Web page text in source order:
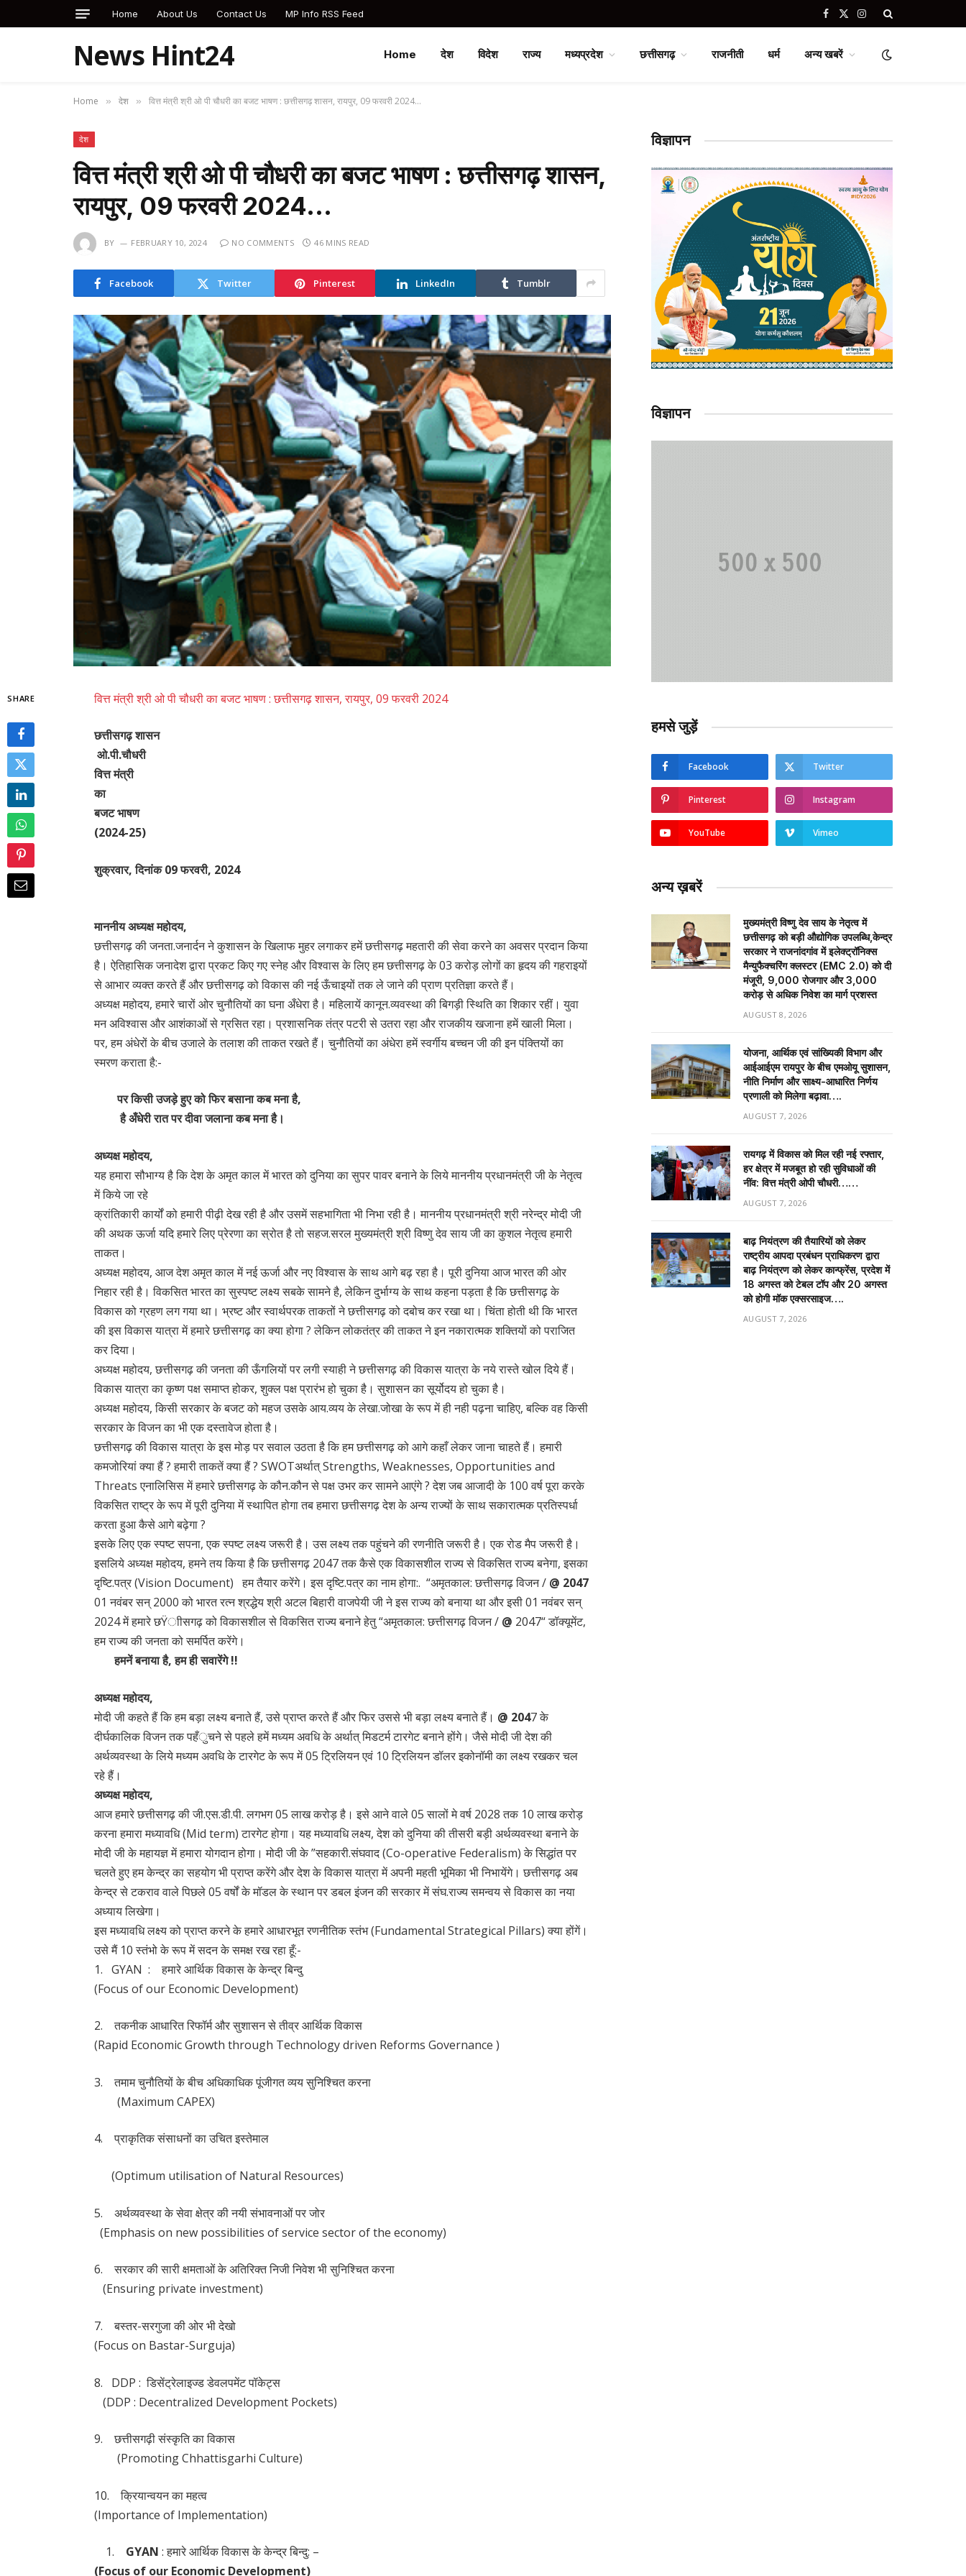
Home About Us Contact Us MP Info RSS Feed Facebook
X
Instagram
News Hint24 Home देश विदेश राज्य मध्यप्रदेश छत्तीसगढ़ राजनीती धर्म अन्य खबरें
Home » देश » वित्त मंत्री श्री ओ पी चौधरी का बजट भाषण : छत्तीसगढ़ शासन, रायपुर, 09 फरवरी 2024…
देश
वित्त मंत्री श्री ओ पी चौधरी का बजट भाषण : छत्तीसगढ़ शासन,
रायपुर, 09 फरवरी 2024…
BY FEBRUARY 10, 2024 NO COMMENTS 46 MINS READ
Facebook Twitter Pinterest LinkedIn Tumblr
SHARE वित्त मंत्री श्री ओ पी चौधरी का बजट भाषण : छत्तीसगढ़ शासन, रायपुर, 09 फरवरी 2024
छत्तीसगढ़ शासन
ओ.पी.चौधरी
वित्त मंत्री
का
बजट भाषण
(2024-25)
शुक्रवार, दिनांक 09 फरवरी, 2024
माननीय अध्यक्ष महोदय,
छत्तीसगढ़ की जनता.जनार्दन ने कुशासन के खिलाफ मुहर लगाकर हमें छत्तीसगढ़ महतारी की सेवा करने का अवसर प्रदान किया
है। ऐतिहासिक जनादेश द्वारा प्रकट किए गए स्नेह और विश्वास के लिए हम छत्तीसगढ़ के 03 करोड़ लोगों का हृदय की गहराइयों
से आभार व्यक्त करते हैं और छत्तीसगढ़ को विकास की नई ऊँचाइयों तक ले जाने की प्राण प्रतिज्ञा करते हैं।
अध्यक्ष महोदय, हमारे चारों ओर चुनौतियों का घना अँधेरा है। महिलायें कानून.व्यवस्था की बिगड़ी स्थिति का शिकार रहीं। युवा
मन अविश्वास और आशंकाओं से ग्रसित रहा। प्रशासनिक तंत्र पटरी से उतरा रहा और राजकीय खजाना हमें खाली मिला।
पर, हम अंधेरों के बीच उजाले के तलाश की ताकत रखते हैं। चुनौतियों का अंधेरा हमें स्वर्गीय बच्चन जी की इन पंक्तियों का
स्मरण कराता है:-
पर किसी उजड़े हुए को फिर बसाना कब मना है,
है अँधेरी रात पर दीवा जलाना कब मना है।
अध्यक्ष महोदय,
यह हमारा सौभाग्य है कि देश के अमृत काल में भारत को दुनिया का सुपर पावर बनाने के लिये माननीय प्रधानमंत्री जी के नेतृत्व
में किये जा रहे
क्रांतिकारी कार्यों को हमारी पीढ़ी देख रही है और उसमें सहभागिता भी निभा रही है। माननीय प्रधानमंत्री श्री नरेन्द्र मोदी जी
की अथक ऊर्जा यदि हमारे लिए प्रेरणा का स्रोत है तो सहज.सरल मुख्यमंत्री श्री विष्णु देव साय जी का कुशल नेतृत्व हमारी
ताकत।
अध्यक्ष महोदय, आज देश अमृत काल में नई ऊर्जा और नए विश्वास के साथ आगे बढ़ रहा है। पूरी दुनिया आज भारत की ओर
निहार रही है। विकसित भारत का सुस्पष्ट लक्ष्य सबके सामने है, लेकिन दुर्भाग्य के साथ कहना पड़ता है कि छत्तीसगढ़ के
विकास को ग्रहण लग गया था। भ्रष्ट और स्वार्थपरक ताकतों ने छत्तीसगढ़ को दबोच कर रखा था। चिंता होती थी कि भारत
की इस विकास यात्रा में हमारे छत्तीसगढ़ का क्या होगा ? लेकिन लोकतंत्र की ताकत ने इन नकारात्मक शक्तियों को पराजित
कर दिया।
अध्यक्ष महोदय, छत्तीसगढ़ की जनता की ऊँगलियों पर लगी स्याही ने छत्तीसगढ़ की विकास यात्रा के नये रास्ते खोल दिये हैं।
विकास यात्रा का कृष्ण पक्ष समाप्त होकर, शुक्ल पक्ष प्रारंभ हो चुका है। सुशासन का सूर्योदय हो चुका है।
अध्यक्ष महोदय, किसी सरकार के बजट को महज उसके आय.व्यय के लेखा.जोखा के रूप में ही नही पढ़ना चाहिए, बल्कि वह किसी
सरकार के विजन का भी एक दस्तावेज होता है।
छत्तीसगढ़ की विकास यात्रा के इस मोड़ पर सवाल उठता है कि हम छत्तीसगढ़ को आगे कहाँ लेकर जाना चाहते हैं। हमारी
कमजोरियां क्या हैं ? हमारी ताकतें क्या हैं ? SWOTअर्थात् Strengths, Weaknesses, Opportunities and
Threats एनालिसिस में हमारे छत्तीसगढ़ के कौन.कौन से पक्ष उभर कर सामने आएंगे ? देश जब आजादी के 100 वर्ष पूरा करके
विकसित राष्ट्र के रूप में पूरी दुनिया में स्थापित होगा तब हमारा छत्तीसगढ़ देश के अन्य राज्यों के साथ सकारात्मक प्रतिस्पर्धा
करता हुआ कैसे आगे बढ़ेगा ?
इसके लिए एक स्पष्ट सपना, एक स्पष्ट लक्ष्य जरूरी है। उस लक्ष्य तक पहुंचने की रणनीति जरूरी है। एक रोड मैप जरूरी है।
इसलिये अध्यक्ष महोदय, हमने तय किया है कि छत्तीसगढ़ 2047 तक कैसे एक विकासशील राज्य से विकसित राज्य बनेगा, इसका
दृष्टि.पत्र (Vision Document) हम तैयार करेंगे। इस दृष्टि.पत्र का नाम होगा:. “अमृतकाल: छत्तीसगढ़ विजन / @ 2047
01 नवंबर सन् 2000 को भारत रत्न श्रद्धेय श्री अटल बिहारी वाजपेयी जी ने इस राज्य को बनाया था और इसी 01 नवंबर सन्
2024 में हमारे छŸाीसगढ़ को विकासशील से विकसित राज्य बनाने हेतु “अमृतकाल: छत्तीसगढ़ विजन / @ 2047“ डॉक्यूमेंट,
हम राज्य की जनता को समर्पित करेंगे।
हमनें बनाया है, हम ही सवारेंगे !!
अध्यक्ष महोदय,
मोदी जी कहते हैं कि हम बड़ा लक्ष्य बनाते हैं, उसे प्राप्त करते हैं और फिर उससे भी बड़ा लक्ष्य बनाते हैं। @ 2047 के
दीर्घकालिक विजन तक पहँुचने से पहले हमें मध्यम अवधि के अर्थात् मिडटर्म टारगेट बनाने होंगे। जैसे मोदी जी देश की
अर्थव्यवस्था के लिये मध्यम अवधि के टारगेट के रूप में 05 ट्रिलियन एवं 10 ट्रिलियन डॉलर इकोनॉमी का लक्ष्य रखकर चल
रहे हैं।
अध्यक्ष महोदय,
आज हमारे छत्तीसगढ़ की जी.एस.डी.पी. लगभग 05 लाख करोड़ है। इसे आने वाले 05 सालों मे वर्ष 2028 तक 10 लाख करोड़
करना हमारा मध्यावधि (Mid term) टारगेट होगा। यह मध्यावधि लक्ष्य, देश को दुनिया की तीसरी बड़ी अर्थव्यवस्था बनाने के
मोदी जी के महायज्ञ में हमारा योगदान होगा। मोदी जी के ”सहकारी.संघवाद (Co-operative Federalism) के सिद्धांत पर
चलते हुए हम केन्द्र का सहयोग भी प्राप्त करेंगे और देश के विकास यात्रा में अपनी महती भूमिका भी निभायेंगे। छत्तीसगढ़ अब
केन्द्र से टकराव वाले पिछले 05 वर्षों के मॉडल के स्थान पर डबल इंजन की सरकार में संघ.राज्य समन्वय से विकास का नया
अध्याय लिखेगा।
इस मध्यावधि लक्ष्य को प्राप्त करने के हमारे आधारभूत रणनीतिक स्तंभ (Fundamental Strategical Pillars) क्या होंगें।
उसे मैं 10 स्तंभो के रूप में सदन के समक्ष रख रहा हूँ:-
1. GYAN : हमारे आर्थिक विकास के केन्द्र बिन्दु
(Focus of our Economic Development)
2. तकनीक आधारित रिफॉर्म और सुशासन से तीव्र आर्थिक विकास
(Rapid Economic Growth through Technology driven Reforms Governance )
3. तमाम चुनौतियों के बीच अधिकाधिक पूंजीगत व्यय सुनिश्चित करना
(Maximum CAPEX)
4. प्राकृतिक संसाधनों का उचित इस्तेमाल
(Optimum utilisation of Natural Resources)
5. अर्थव्यवस्था के सेवा क्षेत्र की नयी संभावनाओं पर जोर
(Emphasis on new possibilities of service sector of the economy)
6. सरकार की सारी क्षमताओं के अतिरिक्त निजी निवेश भी सुनिश्चित करना
(Ensuring private investment)
7. बस्तर-सरगुजा की ओर भी देखो
(Focus on Bastar-Surguja)
8. DDP : डिसेंट्रेलाइज्ड डेवलपमेंट पॉकेट्स
(DDP : Decentralized Development Pockets)
9. छत्तीसगढ़ी संस्कृति का विकास
(Promoting Chhattisgarhi Culture)
10. क्रियान्वयन का महत्व
(Importance of Implementation)
1. GYAN: हमारे आर्थिक विकास के केन्द्र बिन्दु: –
(Focus of our Economic Development)
विज्ञापन
विज्ञापन
हमसे जुड़ें
Facebook Twitter
Pinterest Instagram
YouTube Vimeo
अन्य ख़बरें
मुख्यमंत्री विष्णु देव साय के नेतृत्व में
छत्तीसगढ़ को बड़ी औद्योगिक उपलब्धि,केन्द्र
सरकार ने राजनांदगांव में इलेक्ट्रॉनिक्स
मैन्युफैक्चरिंग क्लस्टर (EMC 2.0) को दी
मंजूरी, 9,000 रोजगार और ₹3,000
करोड़ से अधिक निवेश का मार्ग प्रशस्त
AUGUST 8, 2026
योजना, आर्थिक एवं सांख्यिकी विभाग और
आईआईएम रायपुर के बीच एमओयू सुशासन,
नीति निर्माण और साक्ष्य-आधारित निर्णय
प्रणाली को मिलेगा बढ़ावा….
AUGUST 7, 2026
रायगढ़ में विकास को मिल रही नई रफ्तार,
हर क्षेत्र में मजबूत हो रही सुविधाओं की
नींव: वित्त मंत्री ओपी चौधरी……
AUGUST 7, 2026
बाढ़ नियंत्रण की तैयारियों को लेकर
राष्ट्रीय आपदा प्रबंधन प्राधिकरण द्वारा
बाढ़ नियंत्रण को लेकर कान्फ्रेंस, प्रदेश में
18 अगस्त को टेबल टॉप और 20 अगस्त
को होगी मॉक एक्सरसाइज….
AUGUST 7, 2026